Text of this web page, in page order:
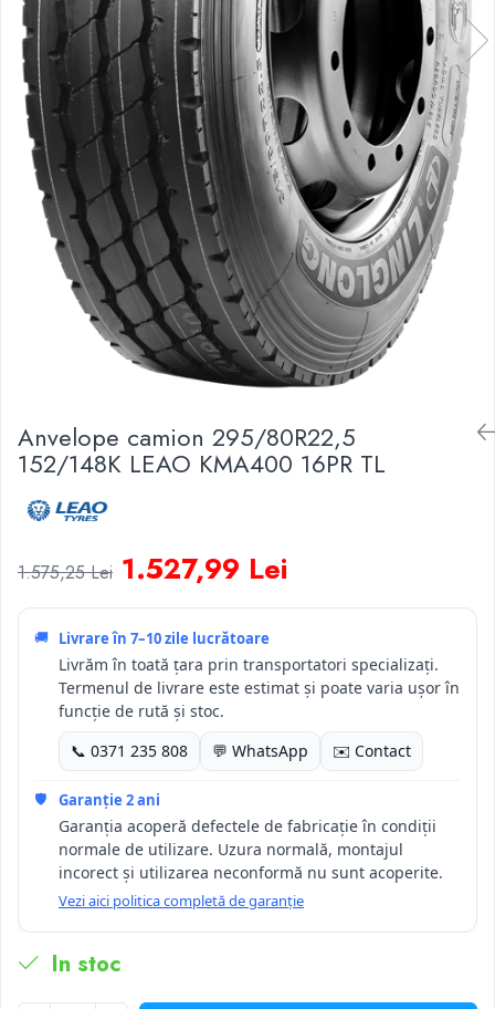
Anvelope camion 295/80R22,5
152/148K LEAO KMA400 16PR TL
1.575,25 Lei 1.527,99 Lei
🚚 Livrare în 7–10 zile lucrătoare
Livrăm în toată țara prin transportatori specializați.
Termenul de livrare este estimat și poate varia ușor în
funcție de rută și stoc.
📞 0371 235 808
💬 WhatsApp ✉️ Contact
🛡️ Garanție 2 ani
Garanția acoperă defectele de fabricație în condiții
normale de utilizare. Uzura normală, montajul
incorect și utilizarea neconformă nu sunt acoperite.
Vezi aici politica completă de garanție
In stoc